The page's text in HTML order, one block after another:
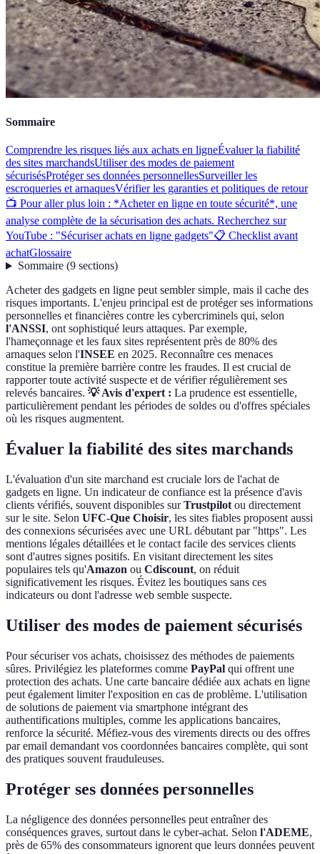
Sommaire
Comprendre les risques liés aux achats en ligneÉvaluer la fiabilité
des sites marchandsUtiliser des modes de paiement
sécurisésProtéger ses données personnellesSurveiller les
escroqueries et arnaquesVérifier les garanties et politiques de retour
📺 Pour aller plus loin : *Acheter en ligne en toute sécurité*, une
analyse complète de la sécurisation des achats. Recherchez sur
YouTube : "Sécuriser achats en ligne gadgets"📋 Checklist avant
achatGlossaire
Sommaire(9 sections)
Acheter des gadgets en ligne peut sembler simple, mais il cache des
risques importants. L'enjeu principal est de protéger ses informations
personnelles et financières contre les cybercriminels qui, selon
l'ANSSI, ont sophistiqué leurs attaques. Par exemple,
l'hameçonnage et les faux sites représentent près de 80% des
arnaques selon l'INSEE en 2025. Reconnaître ces menaces
constitue la première barrière contre les fraudes. Il est crucial de
rapporter toute activité suspecte et de vérifier régulièrement ses
relevés bancaires. 💡 Avis d'expert : La prudence est essentielle,
particulièrement pendant les périodes de soldes ou d'offres spéciales
où les risques augmentent.
Évaluer la fiabilité des sites marchands
L'évaluation d'un site marchand est cruciale lors de l'achat de
gadgets en ligne. Un indicateur de confiance est la présence d'avis
clients vérifiés, souvent disponibles surTrustpilot ou directement
sur le site. Selon UFC-Que Choisir, les sites fiables proposent aussi
des connexions sécurisées avec une URL débutant par "https". Les
mentions légales détaillées et le contact facile des services clients
sont d'autres signes positifs. En visitant directement les sites
populaires tels qu'Amazon ou Cdiscount, on réduit
significativement les risques. Évitez les boutiques sans ces
indicateurs ou dont l'adresse web semble suspecte.
Utiliser des modes de paiement sécurisés
Pour sécuriser vos achats, choisissez des méthodes de paiements
sûres. Privilégiez les plateformes comme PayPal qui offrent une
protection des achats. Une carte bancaire dédiée aux achats en ligne
peut également limiter l'exposition en cas de problème. L'utilisation
de solutions de paiement via smartphone intégrant des
authentifications multiples, comme les applications bancaires,
renforce la sécurité. Méfiez-vous des virements directs ou des offres
par email demandant vos coordonnées bancaires complète, qui sont
des pratiques souvent frauduleuses.
Protéger ses données personnelles
La négligence des données personnelles peut entraîner des
conséquences graves, surtout dans le cyber-achat. Selon l'ADEME,
près de 65% des consommateurs ignorent que leurs données peuvent